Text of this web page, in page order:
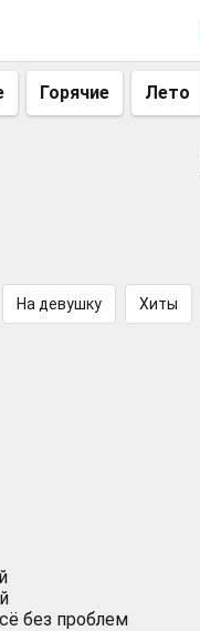
Горячие Лето
На девушку Хиты
без проблем